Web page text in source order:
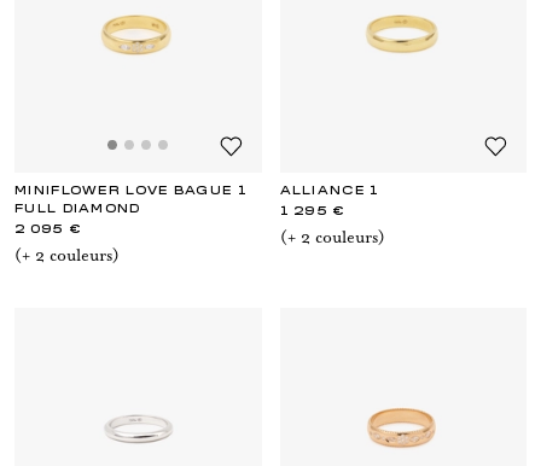
MINIFLOWER LOVE BAGUE 1
FULL DIAMOND
2 095 €
(+ 2 couleurs)
ALLIANCE 1
1 295 €
(+ 2 couleurs)